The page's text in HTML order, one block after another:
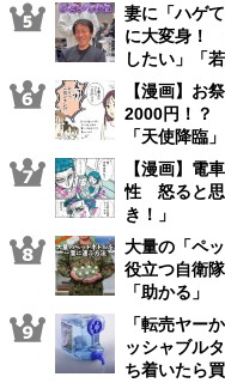
妻に「ハゲ
に大変身！
したい」「
【漫画】お
2000円！？
「天使降臨」
【漫画】電
性 怒ると思
き！」
大量の「ペ
役立つ自衛
「助かる」
「転売ヤー
ッシャブル
ち着いたら買